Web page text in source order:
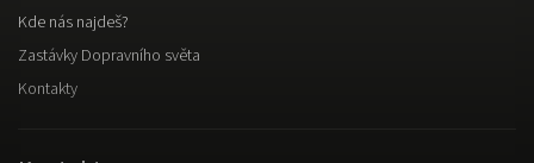
Kde nás najdeš?
Zastávky Dopravního světa
Kontakty